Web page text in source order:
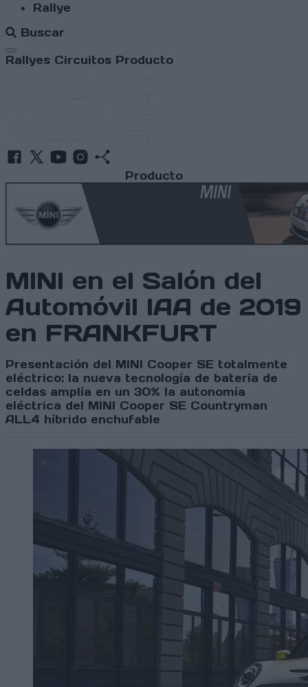
Rallye
Buscar
Abrir menú
Rallyes Circuitos Producto
Producto
MINI en el Salón del
Automóvil IAA de 2019
en FRANKFURT
Presentación del MINI Cooper SE totalmente
eléctrico: la nueva tecnología de batería de
celdas amplía en un 30% la autonomía
eléctrica del MINI Cooper SE Countryman
ALL4 híbrido enchufable